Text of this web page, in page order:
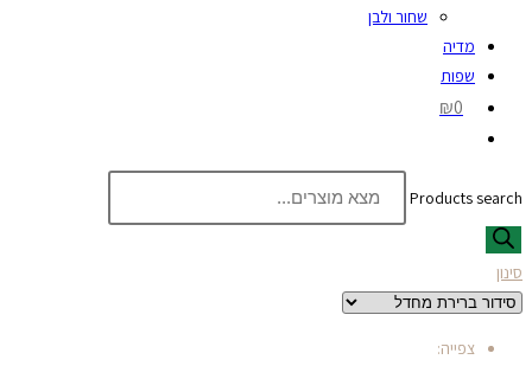
שחור ולבן
מדיה
שפות
₪0
Products search
סינון
צפייה: